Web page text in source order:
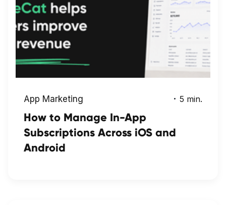
App Marketing 5 min.
How to Manage In-App
Subscriptions Across iOS and
Android